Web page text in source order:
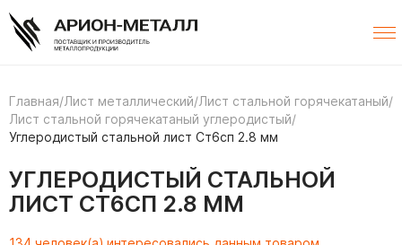
Главная/Лист металлический/Лист стальной горячекатаный/
Лист стальной горячекатаный углеродистый/
Углеродистый стальной лист Ст6сп 2.8 мм
УГЛЕРОДИСТЫЙ СТАЛЬНОЙ
ЛИСТ СТ6СП 2.8 ММ